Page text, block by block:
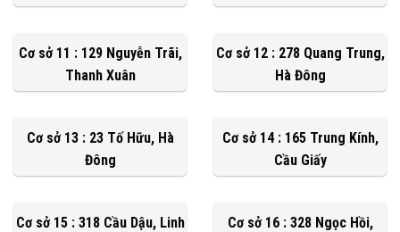
Cơ sở 11 : 129 Nguyễn Trãi,
Thanh Xuân
Cơ sở 12 : 278 Quang Trung,
Hà Đông
Cơ sở 13 : 23 Tố Hữu, Hà
Đông
Cơ sở 14 : 165 Trung Kính,
Cầu Giấy
Cơ sở 15 : 318 Cầu Dậu, Linh
Cơ sở 16 : 328 Ngọc Hồi,